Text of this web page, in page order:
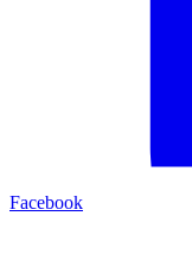
Facebook